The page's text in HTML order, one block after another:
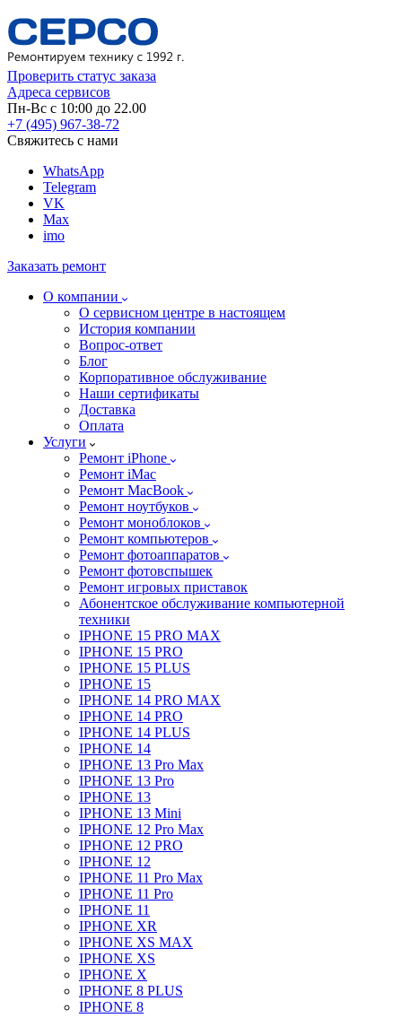
Проверить статус заказа
Адреса сервисов
Пн-Вс с 10:00 до 22.00
+7 (495) 967-38-72
Свяжитесь с нами
WhatsApp
Telegram
VK
Max
imo
Заказать ремонт
О компании
О сервисном центре в настоящем
История компании
Вопрос-ответ
Блог
Корпоративное обслуживание
Наши сертификаты
Доставка
Оплата
Услуги
Ремонт iPhone
Ремонт iMac
Ремонт MacBook
Ремонт ноутбуков
Ремонт моноблоков
Ремонт компьютеров
Ремонт фотоаппаратов
Ремонт фотовспышек
Ремонт игровых приставок
Абонентское обслуживание компьютерной
техники
IPHONE 15 PRO MAX
IPHONE 15 PRO
IPHONE 15 PLUS
IPHONE 15
IPHONE 14 PRO MAX
IPHONE 14 PRO
IPHONE 14 PLUS
IPHONE 14
IPHONE 13 Pro Max
IPHONE 13 Pro
IPHONE 13
IPHONE 13 Mini
IPHONE 12 Pro Max
IPHONE 12 PRO
IPHONE 12
IPHONE 11 Pro Max
IPHONE 11 Pro
IPHONE 11
IPHONE XR
IPHONE XS MAX
IPHONE XS
IPHONE X
IPHONE 8 PLUS
IPHONE 8